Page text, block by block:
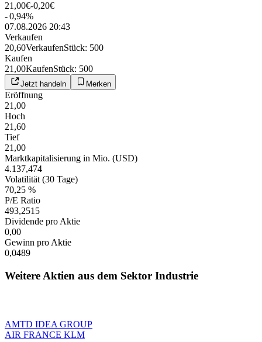
21,00€-0,20€
-0,94%
07.08.2026 20:43
Verkaufen
20,60VerkaufenStück: 500
Kaufen
21,00KaufenStück: 500
Jetzt handeln Merken
Eröffnung
21,00
Hoch
21,60
Tief
21,00
Marktkapitalisierung in Mio. (USD)
4.137,474
Volatilität (30 Tage)
70,25 %
P/E Ratio
493,2515
Dividende pro Aktie
0,00
Gewinn pro Aktie
0,0489
Weitere Aktien aus dem Sektor Industrie
AMTD IDEA GROUP
AIR FRANCE KLM